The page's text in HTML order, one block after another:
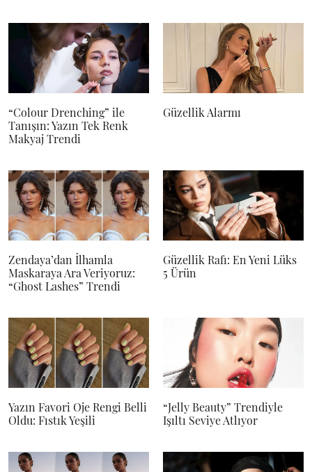
“Colour Drenching” ile
Tanışın: Yazın Tek Renk
Makyaj Trendi
Güzellik Alarmı
Zendaya’dan İlhamla
Maskaraya Ara Veriyoruz:
“Ghost Lashes” Trendi
Güzellik Rafı: En Yeni Lüks
5 Ürün
Yazın Favori Oje Rengi Belli
Oldu: Fıstık Yeşili
“Jelly Beauty” Trendiyle
Işıltı Seviye Atlıyor